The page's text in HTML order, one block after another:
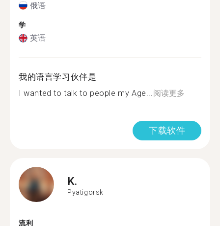
俄语
学
英语
我的语言学习伙伴是
I wanted to talk to people my Age...阅读更多
下载软件
K.
Pyatigorsk
流利